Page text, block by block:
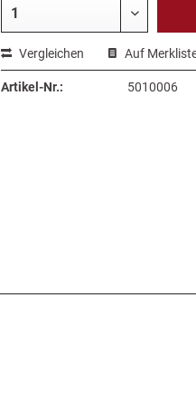
Vergleichen Auf
Artikel-Nr.: 5010006